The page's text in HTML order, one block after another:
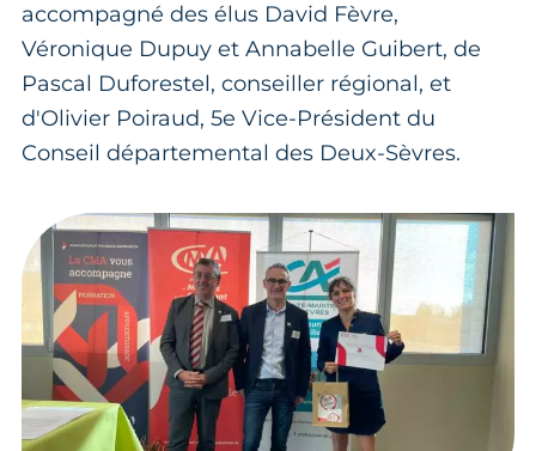
accompagné des élus David Fèvre,
Véronique Dupuy et Annabelle Guibert, de
Pascal Duforestel, conseiller régional, et
d'Olivier Poiraud, 5e Vice-Président du
Conseil départemental des Deux-Sèvres.